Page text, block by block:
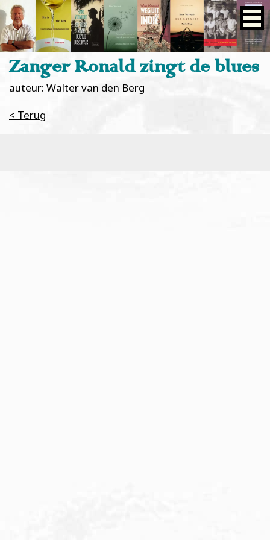
Zanger Ronald zingt de blues
auteur: Walter van den Berg
< Terug